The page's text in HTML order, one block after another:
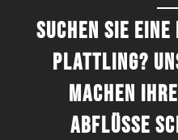
Suchen Sie
Plattling?
machen
Abflüsse